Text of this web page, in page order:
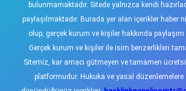
bulunmamaktadır. Sitede yalnızca kendi
paylaşılmaktadır. Burada yer alan içerikler haber
olup, gerçek kurum ve kişiler hakkında paylaşım
Gerçek kurum ve kişiler ile isim benzerlikleri
Sitemiz, kar amacı gütmeyen ve tamamen
platformudur. Hukuka ve yasal düzenlemelere